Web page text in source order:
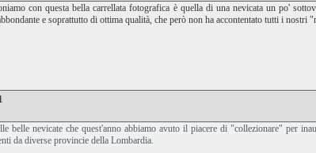
con questa bella carrellata fotografica è quella di una nevicata un po'
e soprattutto di ottima qualità, che però non ha accontentato tutti i nostri
belle nevicate che quest'anno abbiamo avuto il piacere di "collezionare" per
da diverse provincie della Lombardia.